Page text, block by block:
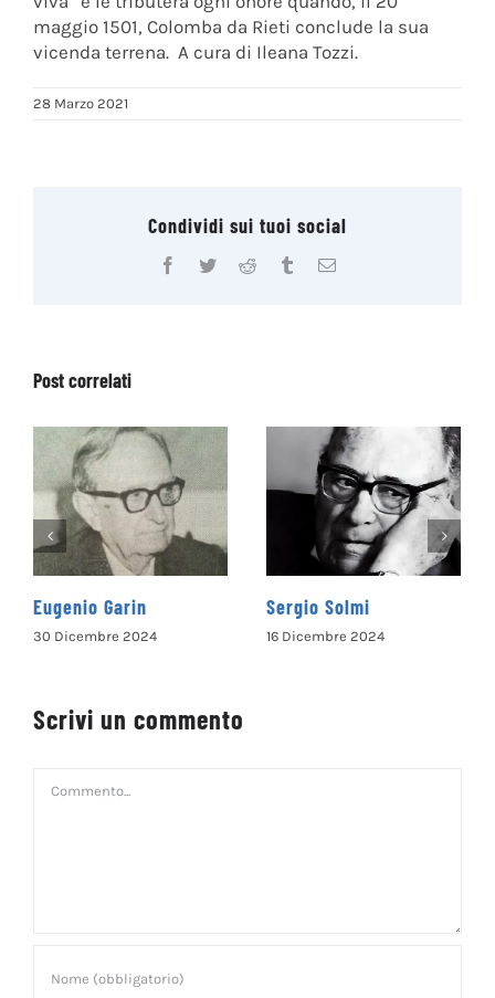
maggio 1501, Colomba da Rieti conclude la sua
vicenda terrena. A cura di Ileana Tozzi.
28 Marzo 2021
Condividi sui tuoi social
Facebook
TwitterReddit TumblrEmail
Post correlati
Sergio Solmi
16 Dicembre 2024
Santa Filippa Mareri
11 Maggio 2024
Scrivi un commento